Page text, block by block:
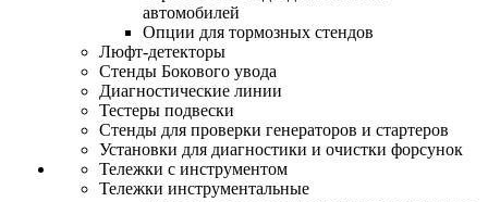
автомобилей
Опции для тормозных стендов
Люфт-детекторы
Стенды Бокового увода
Диагностические линии
Тестеры подвески
Стенды для проверки генераторов и стартеров
Установки для диагностики и очистки форсунок
Тележки с инструментом
Тележки инструментальные